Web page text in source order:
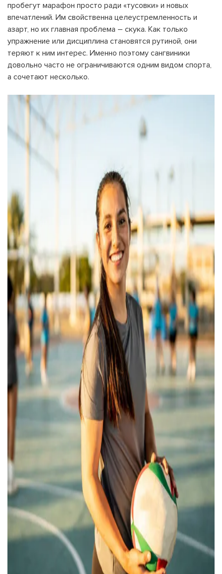
пробегут марафон просто ради «тусовки» и новых
впечатлений. Им свойственна целеустремленность и
азарт, но их главная проблема – скука. Как только
упражнение или дисциплина становятся рутиной, они
теряют к ним интерес. Именно поэтому сангвиники
довольно часто не ограничиваются одним видом спорта,
а сочетают несколько.